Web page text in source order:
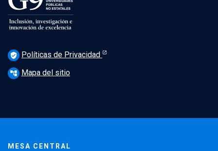
verified_user Políticas de Privacidad
account_tree Mapa del sitio
MESA CENTRAL